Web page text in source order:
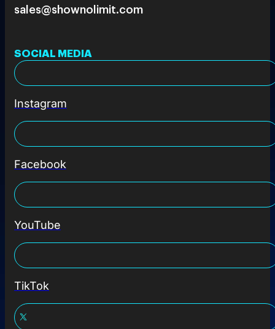
sales@shownolimit.com
SOCIAL MEDIA
Instagram
Facebook
YouTube
TikTok